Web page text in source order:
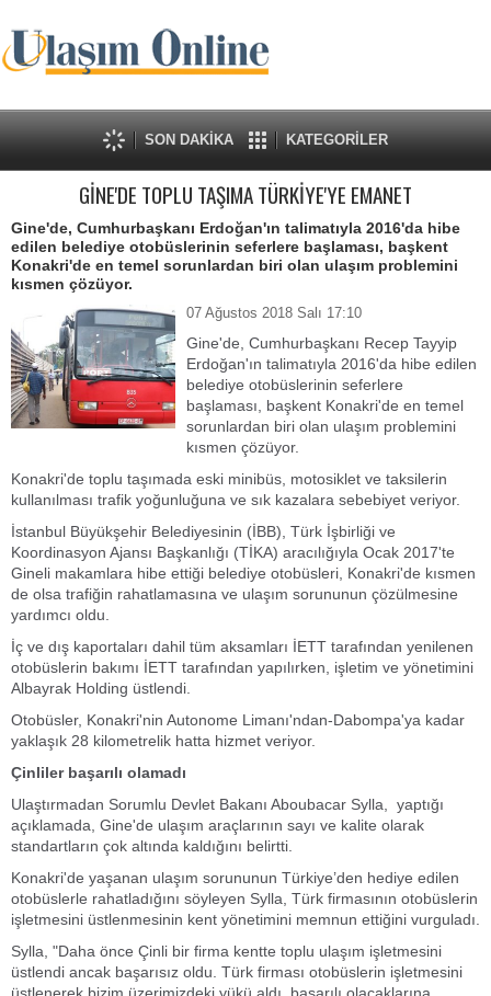
SON DAKİKA KATEGORİLER
GİNE'DE TOPLU TAŞIMA TÜRKİYE'YE EMANET
Gine'de, Cumhurbaşkanı Erdoğan'ın talimatıyla 2016'da hibe
edilen belediye otobüslerinin seferlere başlaması, başkent
Konakri'de en temel sorunlardan biri olan ulaşım problemini
kısmen çözüyor.
07 Ağustos 2018 Salı 17:10
Gine'de, Cumhurbaşkanı Recep Tayyip
Erdoğan'ın talimatıyla 2016'da hibe edilen
belediye otobüslerinin seferlere
başlaması, başkent Konakri'de en temel
sorunlardan biri olan ulaşım problemini
kısmen çözüyor.
Konakri'de toplu taşımada eski minibüs, motosiklet ve taksilerin
kullanılması trafik yoğunluğuna ve sık kazalara sebebiyet veriyor.
İstanbul Büyükşehir Belediyesinin (İBB), Türk İşbirliği ve
Koordinasyon Ajansı Başkanlığı (TİKA) aracılığıyla Ocak 2017'te
Gineli makamlara hibe ettiği belediye otobüsleri, Konakri'de kısmen
de olsa trafiğin rahatlamasına ve ulaşım sorununun çözülmesine
yardımcı oldu.
İç ve dış kaportaları dahil tüm aksamları İETT tarafından yenilenen
otobüslerin bakımı İETT tarafından yapılırken, işletim ve yönetimini
Albayrak Holding üstlendi.
Otobüsler, Konakri'nin Autonome Limanı'ndan-Dabompa'ya kadar
yaklaşık 28 kilometrelik hatta hizmet veriyor.
Çinliler başarılı olamadı
Ulaştırmadan Sorumlu Devlet Bakanı Aboubacar Sylla, yaptığı
açıklamada, Gine'de ulaşım araçlarının sayı ve kalite olarak
standartların çok altında kaldığını belirtti.
Konakri'de yaşanan ulaşım sorununun Türkiye’den hediye edilen
otobüslerle rahatladığını söyleyen Sylla, Türk firmasının otobüslerin
işletmesini üstlenmesinin kent yönetimini memnun ettiğini vurguladı.
Sylla, "Daha önce Çinli bir firma kentte toplu ulaşım işletmesini
üstlendi ancak başarısız oldu. Türk firması otobüslerin işletmesini